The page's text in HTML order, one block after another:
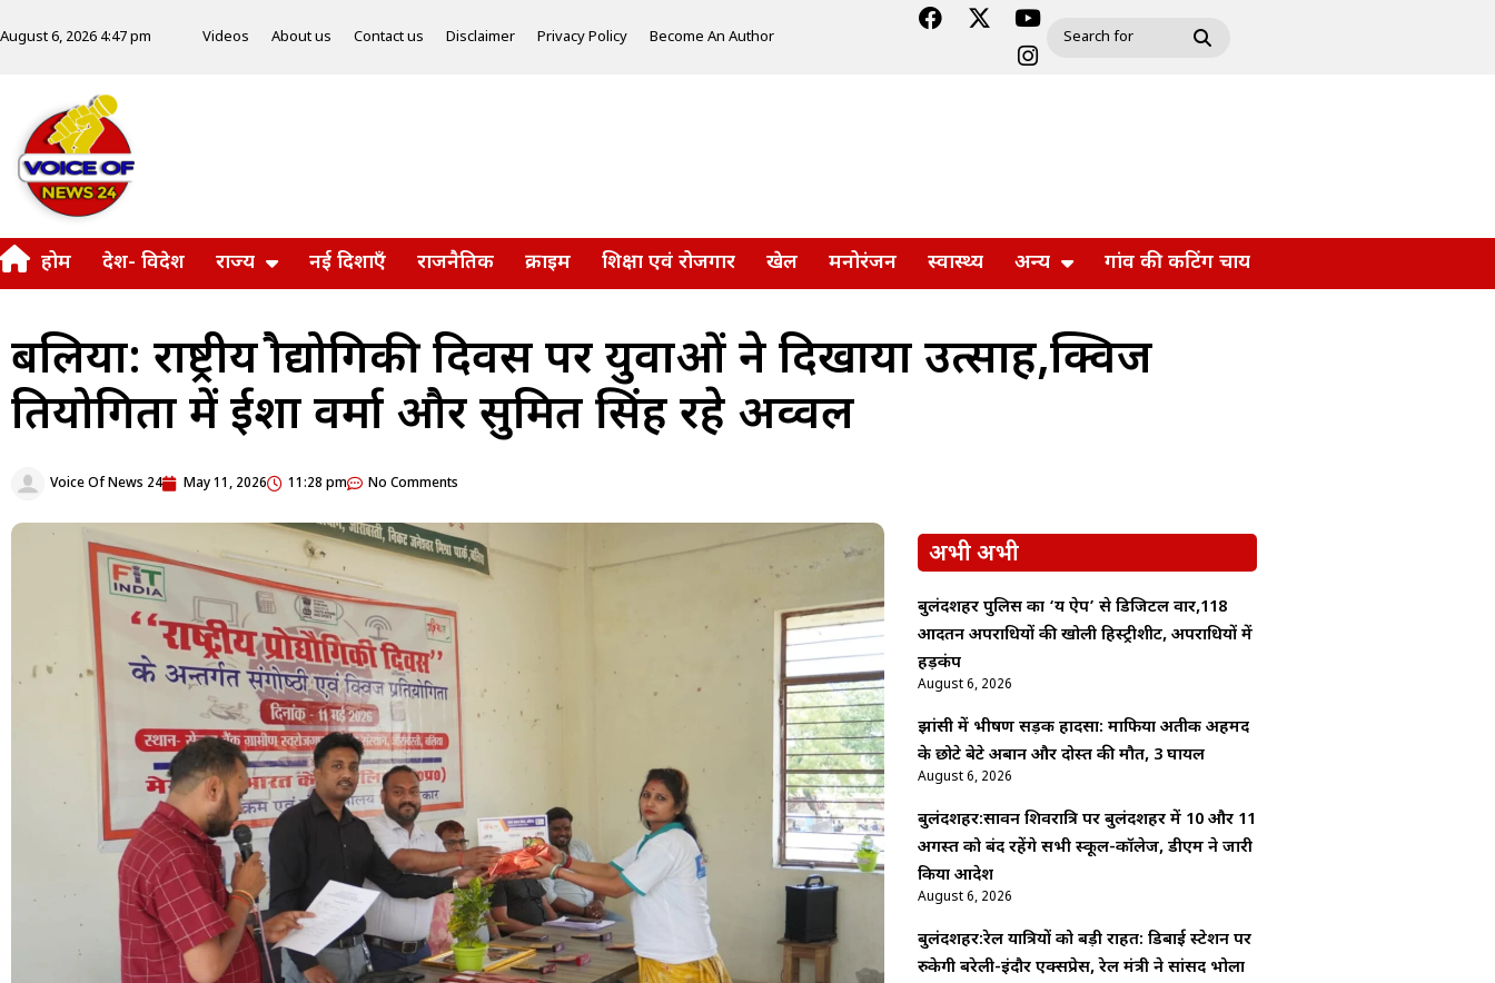
August 6, 2026 4:47 pm Videos About us Contact us Disclaimer Privacy Policy Become An Author
होम देश- विदेश राज्य नई दिशाएँ राजनैतिक क्राइम शिक्षा एवं रोजगार खेल मनोरंजन स्वास्थ्य अन्य गांव की कटिंग चाय
बलिया: राष्ट्रीय प्रौद्योगिकी दिवस पर युवाओं ने दिखाया उत्साह,क्विज
प्रतियोगिता में ईशा वर्मा और सुमित सिंह रहे अव्वल
Voice Of News 24 May 11, 2026 11:28 pm No Comments
अभी अभी
बुलंदशहर पुलिस का ‘यक्ष ऐप’ से डिजिटल वार,118
आदतन अपराधियों की खोली हिस्ट्रीशीट, अपराधियों में
हड़कंप
August 6, 2026
झांसी में भीषण सड़क हादसा: माफिया अतीक अहमद
के छोटे बेटे अबान और दोस्त की मौत, 3 घायल
August 6, 2026
बुलंदशहर:सावन शिवरात्रि पर बुलंदशहर में 10 और 11
अगस्त को बंद रहेंगे सभी स्कूल-कॉलेज, डीएम ने जारी
किया आदेश
August 6, 2026
बुलंदशहर:रेल यात्रियों को बड़ी राहत: डिबाई स्टेशन पर
रुकेगी बरेली-इंदौर एक्सप्रेस, रेल मंत्री ने सांसद भोला